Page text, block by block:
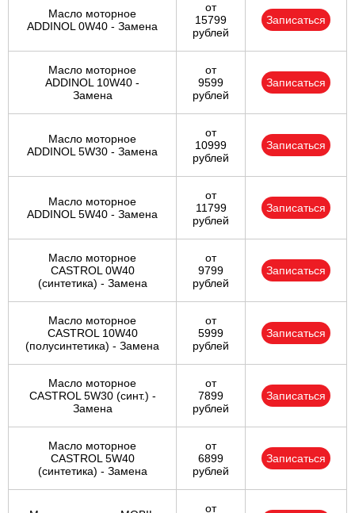
Масло моторное
ADDINOL 0W40 - Замена
от
15799
рублей
Записаться
Масло моторное
ADDINOL 10W40 -
Замена
от
9599
рублей
Записаться
Масло моторное
ADDINOL 5W30 - Замена
от
10999
рублей
Записаться
Масло моторное
ADDINOL 5W40 - Замена
от
11799
рублей
Записаться
Масло моторное
CASTROL 0W40
(синтетика) - Замена
от
9799
рублей
Записаться
Масло моторное
CASTROL 10W40
(полусинтетика) - Замена
от
5999
рублей
Записаться
Масло моторное
CASTROL 5W30 (синт.) -
Замена
от
7899
рублей
Записаться
Масло моторное
CASTROL 5W40
(синтетика) - Замена
от
6899
рублей
Записаться
от